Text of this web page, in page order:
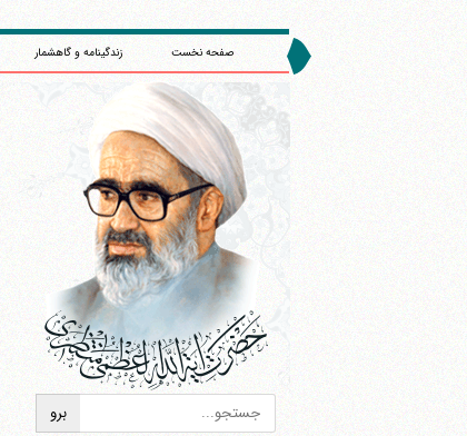
صفحه نخست زندگینامه و گاهشمار